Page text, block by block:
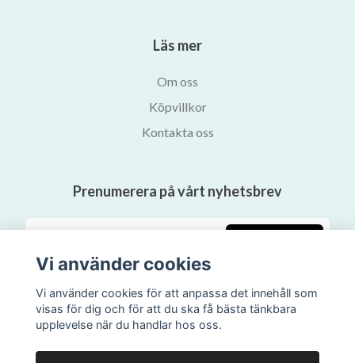
Läs mer
Om oss
Köpvillkor
Kontakta oss
Prenumerera på vårt nyhetsbrev
Vi använder cookies
Vi använder cookies för att anpassa det innehåll som
visas för dig och för att du ska få bästa tänkbara
upplevelse när du handlar hos oss.